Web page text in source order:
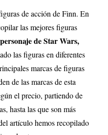
de acción de Finn. En
las mejores figuras
de Star Wars,
las figuras en diferentes
marcas de figuras
de las marcas de esta
el precio, partiendo de
hasta las que son más
artículo hemos recopilado